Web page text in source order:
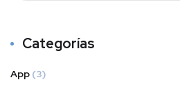
Categorías
App (3)